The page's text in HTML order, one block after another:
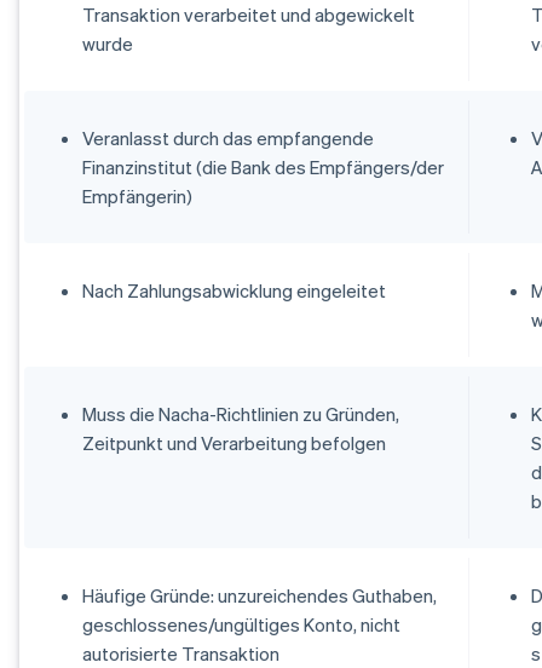
Transaktion verarbeitet und abgewickelt
wurde
Veranlasst durch das empfangende
Finanzinstitut (die Bank des Empfängers/der
Empfängerin)
Nach Zahlungsabwicklung eingeleitet
Muss die Nacha-Richtlinien zu Gründen,
Zeitpunkt und Verarbeitung befolgen
Häufige Gründe: unzureichendes Guthaben,
geschlossenes/ungültiges Konto, nicht
autorisierte Transaktion